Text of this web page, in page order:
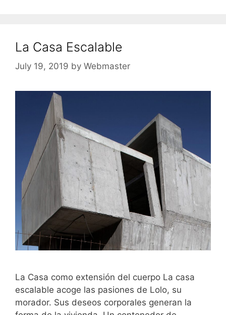
La Casa Escalable
July 19, 2019 by Webmaster
La Casa como extensión del cuerpo La casa
escalable acoge las pasiones de Lolo, su
morador. Sus deseos corporales generan la